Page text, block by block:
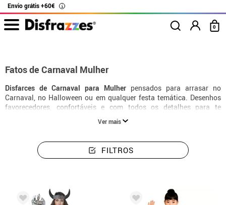
Envio grátis +60€ i
0
Fatos de Carnaval Mulher
Disfarces de Carnaval para Mulher pensados para arrasar no
Carnaval, no Halloween ou em qualquer festa temática. Desenhos
favorecedores, confortáveis e com todos os detalhes para te
transformares na tua personagem favorita.
Ver mais
FILTROS